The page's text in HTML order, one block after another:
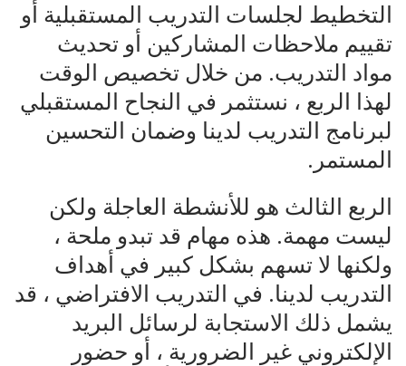
التخطيط لجلسات التدريب المستقبلية أو
تقييم ملاحظات المشاركين أو تحديث
مواد التدريب. من خلال تخصيص الوقت
لهذا الربع ، نستثمر في النجاح المستقبلي
لبرنامج التدريب لدينا وضمان التحسين
المستمر.
الربع الثالث هو للأنشطة العاجلة ولكن
ليست مهمة. هذه مهام قد تبدو ملحة ،
ولكنها لا تسهم بشكل كبير في أهداف
التدريب لدينا. في التدريب الافتراضي ، قد
يشمل ذلك الاستجابة لرسائل البريد
الإلكتروني غير الضرورية ، أو حضور